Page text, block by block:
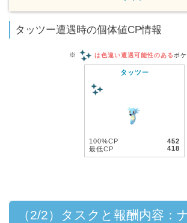
タッツー遭遇時の個体値CP情報
※ は色違い遭遇可能性のある ポ
タッツー
100%CP
452
最低CP
418
（2/2）タスクと報酬内容：